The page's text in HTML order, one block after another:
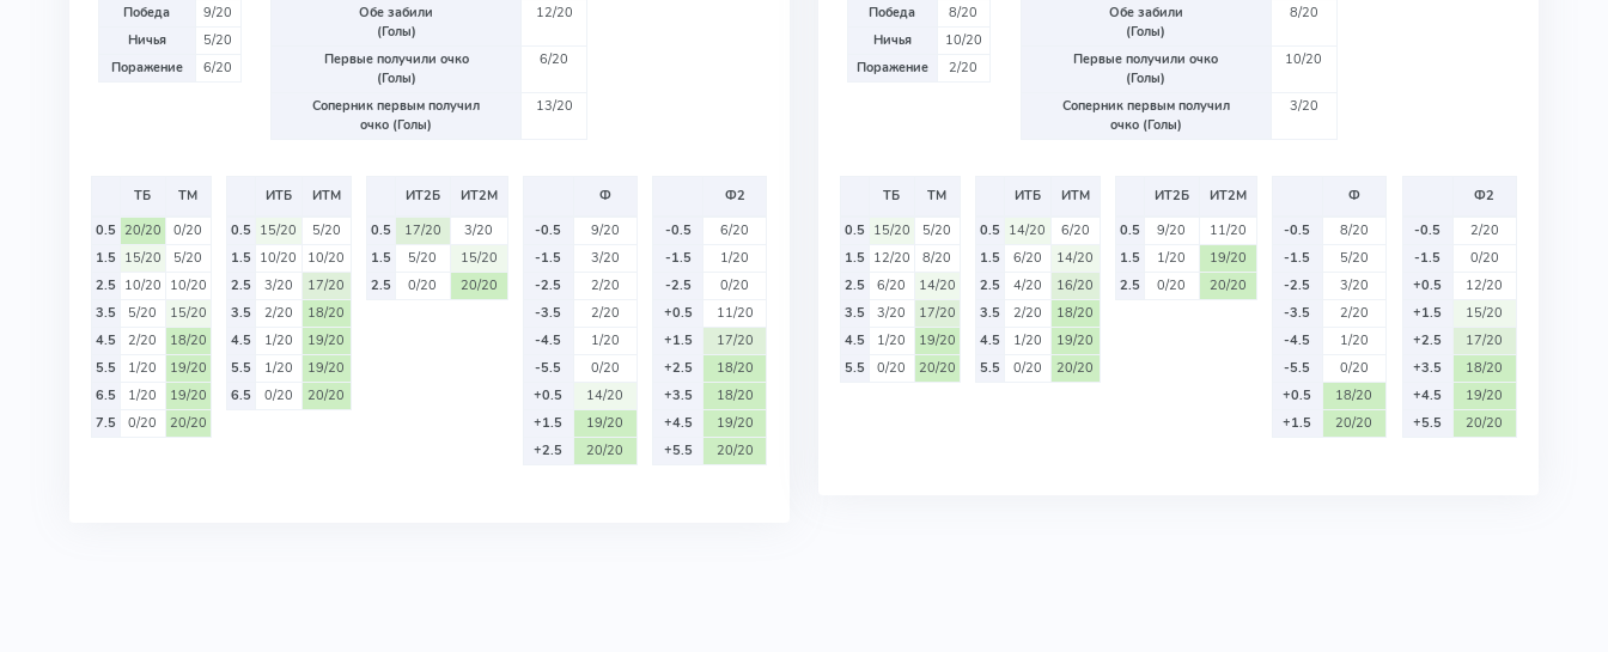
Победа
9/20
Ничья
5/20
Поражение
6/20
Обе забили
(Голы)
12/20
Первые получили очко
(Голы)
6/20
Соперник первым получил
очко (Голы)
13/20
ТБ
ТМ
0.5 20/20
0/20
1.5 15/20
5/20
2.5 10/20 10/20
3.5
5/20
15/20
4.5
2/20
18/20
5.5
1/20
19/20
6.5
1/20
19/20
7.5
0/20 20/20
ИТБ
ИТМ
0.5 15/20
5/20
1.5 10/20
10/20
2.5
3/20
17/20
3.5
2/20
18/20
4.5
1/20
19/20
5.5
1/20
19/20
6.5
0/20 20/20
ИТ2Б
ИТ2М
0.5
17/20
3/20
1.5
5/20
15/20
2.5
0/20 20/20
Ф
-0.5
9/20
-1.5
3/20
-2.5
2/20
-3.5
2/20
-4.5
1/20
-5.5
0/20
+0.5
14/20
+1.5
19/20
+2.5
20/20
Ф2
-0.5
6/20
-1.5
1/20
-2.5
0/20
+0.5
11/20
+1.5
17/20
+2.5
18/20
+3.5
18/20
+4.5
19/20
+5.5
20/20
Победа
8/20
Ничья
10/20
Поражение
2/20
Обе забили
(Голы)
8/20
Первые получили очко
(Голы)
10/20
Соперник первым получил
очко (Голы)
3/20
ТБ
ТМ
0.5 15/20
5/20
1.5 12/20
8/20
2.5
6/20
14/20
3.5
3/20
17/20
4.5
1/20
19/20
5.5
0/20 20/20
ИТБ
ИТМ
0.5 14/20
6/20
1.5
6/20
14/20
2.5
4/20
16/20
3.5
2/20
18/20
4.5
1/20
19/20
5.5
0/20 20/20
ИТ2Б
ИТ2М
0.5
9/20
11/20
1.5
1/20
19/20
2.5
0/20 20/20
Ф
-0.5
8/20
-1.5
5/20
-2.5
3/20
-3.5
2/20
-4.5
1/20
-5.5
0/20
+0.5
18/20
+1.5
20/20
Ф2
-0.5
2/20
-1.5
0/20
+0.5
12/20
+1.5
15/20
+2.5
17/20
+3.5
18/20
+4.5
19/20
+5.5
20/20